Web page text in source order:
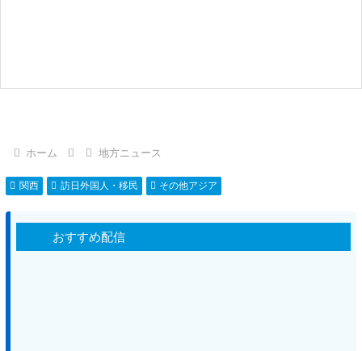
ホーム 地方ニュース
関西 訪日外国人・移民 その他アジア
おすすめ配信